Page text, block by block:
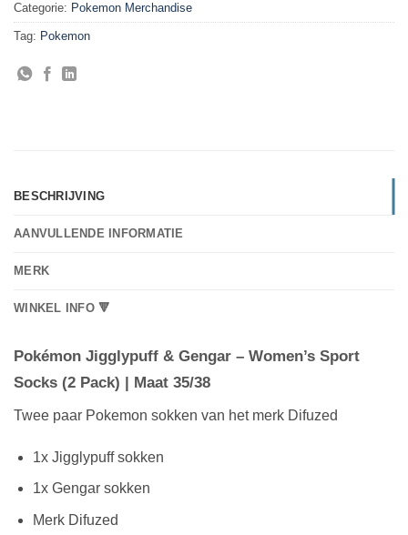
Categorie: Pokemon Merchandise
Tag: Pokemon
BESCHRIJVING
AANVULLENDE INFORMATIE
MERK
WINKEL INFO 🔻
Pokémon Jigglypuff & Gengar – Women’s Sport
Socks (2 Pack) | Maat 35/38
Twee paar Pokemon sokken van het merk Difuzed
1x Jigglypuff sokken
1x Gengar sokken
Merk Difuzed